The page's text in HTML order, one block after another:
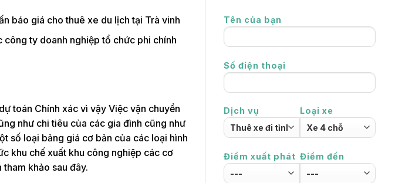
báo giá cho thuê xe du lịch tại Trà vinh
ty doanh nghiệp tổ chức phi chính
toán Chính xác vì vậy Việc vận chuyển
như chi tiêu của các gia đình cũng như
số loại bảng giá cơ bản của các loại hình
khu chế xuất khu công nghiệp các cơ
khảo sau đây.
Tên của bạn
Số điện thoại
Dịch vụ Loại xe
Điểm xuất phát Điểm đến